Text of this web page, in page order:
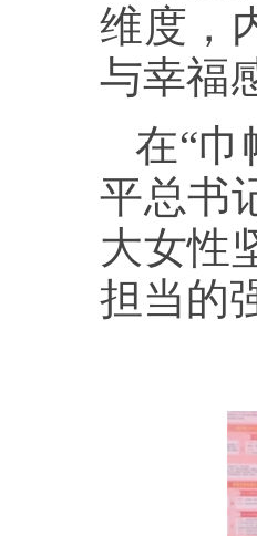
维度，
与幸福
在“巾
平总书
大女性
担当的